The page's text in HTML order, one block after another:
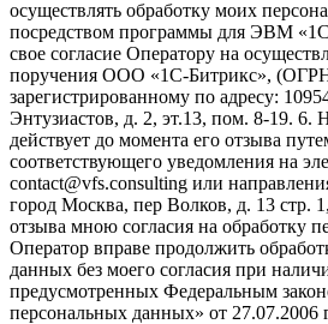
осуществлять обработку моих
посредством программы для ЭВМ
свое согласие Оператору на
поручения ООО «1С-Битрикс»,
зарегистрированному по адресу:
Энтузиастов, д. 2, эт.13, пом. 8-19. 6.
действует до момента его отзыва
соответствующего уведомления на
contact@vfs.consulting или
город Москва, пер Волков, д. 13 стр.
отзыва мною согласия на обработку
Оператор вправе продолжить
данных без моего согласия при
предусмотренных Федеральным
персональных данных» от 27.07.2006